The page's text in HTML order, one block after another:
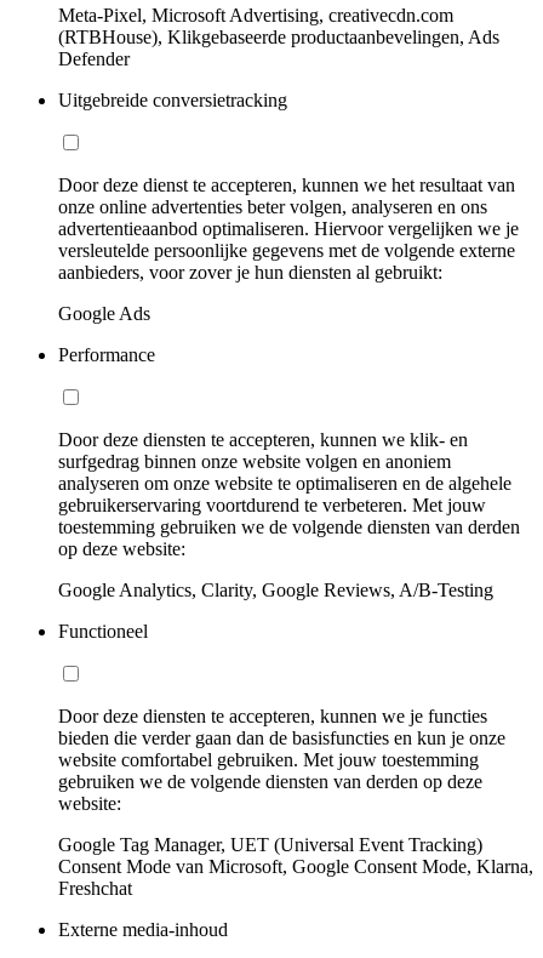
Meta-Pixel, Microsoft Advertising, creativecdn.com
(RTBHouse), Klikgebaseerde productaanbevelingen, Ads
Defender
Uitgebreide conversietracking
Door deze dienst te accepteren, kunnen we het resultaat van
onze online advertenties beter volgen, analyseren en ons
advertentieaanbod optimaliseren. Hiervoor vergelijken we je
versleutelde persoonlijke gegevens met de volgende externe
aanbieders, voor zover je hun diensten al gebruikt:
Google Ads
Performance
Door deze diensten te accepteren, kunnen we klik- en
surfgedrag binnen onze website volgen en anoniem
analyseren om onze website te optimaliseren en de algehele
gebruikerservaring voortdurend te verbeteren. Met jouw
toestemming gebruiken we de volgende diensten van derden
op deze website:
Google Analytics, Clarity, Google Reviews, A/B-Testing
Functioneel
Door deze diensten te accepteren, kunnen we je functies
bieden die verder gaan dan de basisfuncties en kun je onze
website comfortabel gebruiken. Met jouw toestemming
gebruiken we de volgende diensten van derden op deze
website:
Google Tag Manager, UET (Universal Event Tracking)
Consent Mode van Microsoft, Google Consent Mode, Klarna,
Freshchat
Externe media-inhoud